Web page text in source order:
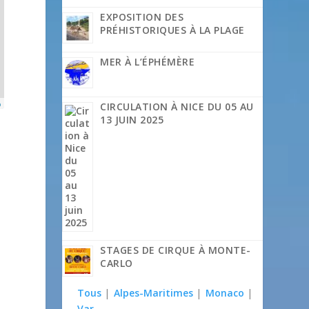
EXPOSITION DES
PRÉHISTORIQUES À LA PLAGE
MER À L’ÉPHÉMÈRE
CIRCULATION À NICE DU 05 AU
13 JUIN 2025
STAGES DE CIRQUE À MONTE-
CARLO
Tous | Alpes-Maritimes | Monaco |